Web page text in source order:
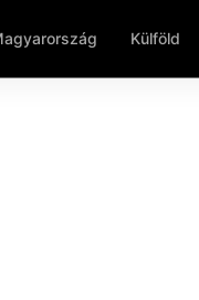
Külföld